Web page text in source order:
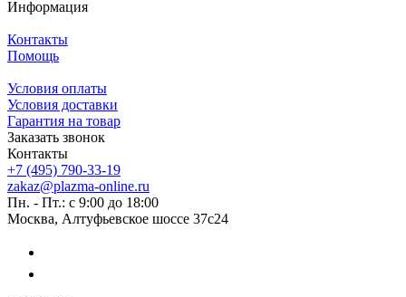
Информация
Контакты
Помощь
Условия оплаты
Условия доставки
Гарантия на товар
Заказать звонок
Контакты
+7 (495) 790-33-19
zakaz@plazma-online.ru
Пн. - Пт.: с 9:00 до 18:00
Москва, Алтуфьевское шоссе 37с24